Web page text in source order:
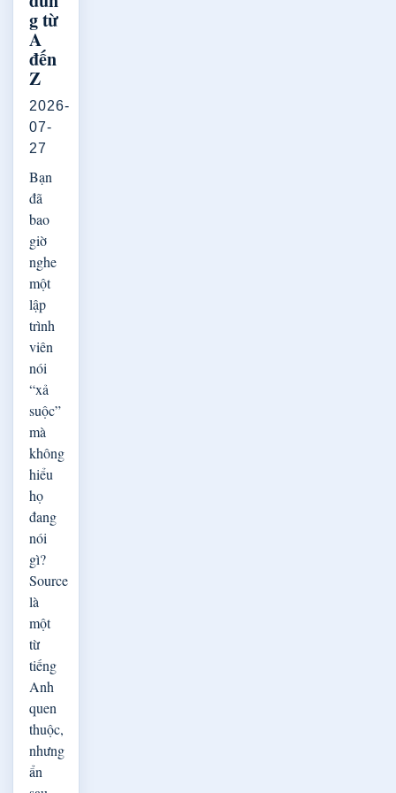
g từ
A
đến
Z
2026-
07-
27
Bạn
đã
bao
giờ
nghe
một
lập
trình
viên
nói
“xả
suộc”
mà
không
hiểu
họ
đang
nói
gì?
Source
là
một
từ
tiếng
Anh
quen
thuộc,
nhưng
ẩn